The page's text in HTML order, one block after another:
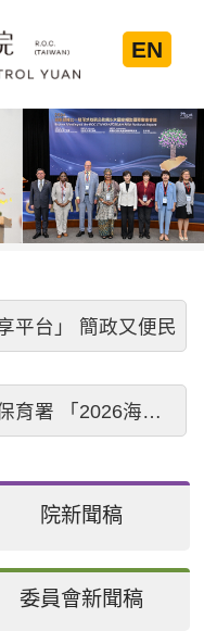
EN
平台」 簡政又便民
院新聞稿
委員會新聞稿